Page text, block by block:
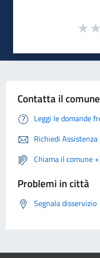
Contatta il comune
Leggi le domande
Richiedi Assistenza
Chiama il comune
Problemi in città
Segnala disservizio